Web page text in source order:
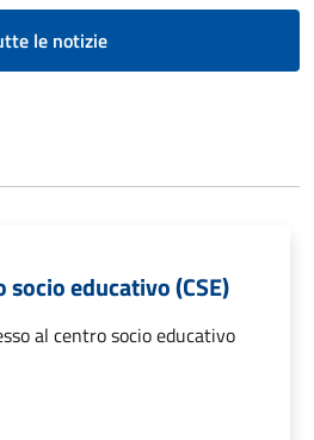
le notizie
socio educativo (CSE)
al centro socio educativo